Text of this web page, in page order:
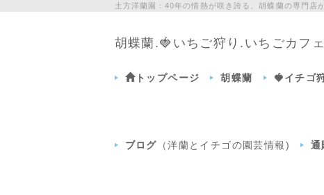
土方洋蘭園：40年の情熱が咲き誇る、胡蝶蘭の専門店
胡蝶蘭.🍓いちご狩り.いちごカフ
トップページ 胡蝶蘭 🍓イチゴ
ブログ （洋蘭とイチゴの園芸情報) 通